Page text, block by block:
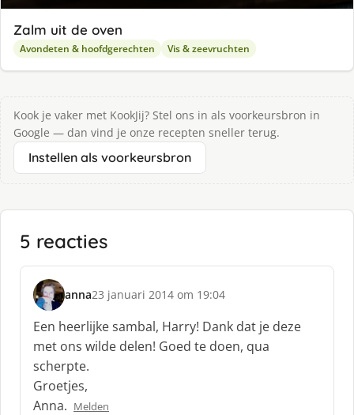
Zalm uit de oven
Avondeten & hoofdgerechten Vis & zeevruchten
Kook je vaker met KookJij? Stel ons in als voorkeursbron in
Google — dan vind je onze recepten sneller terug.
Instellen als voorkeursbron
5 reacties
anna
s
c
h
r
e
e
f
23 januari 2014 om 19:04
Een heerlijke sambal, Harry! Dank dat je deze
met ons wilde delen! Goed te doen, qua
scherpte.
Groetjes,
Anna. Melden